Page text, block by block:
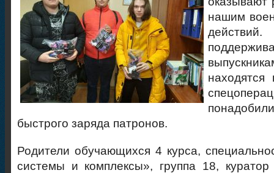
нашим
быстрого заряда патронов.
Родители обучающихся 4 курса,
системы и комплексы», группа 18,